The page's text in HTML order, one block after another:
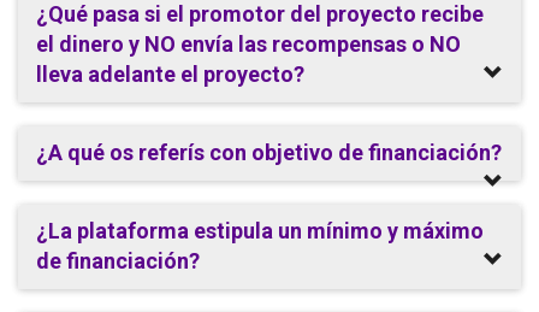
¿Qué pasa si el promotor del proyecto recibe
el dinero y NO envía las recompensas o NO
lleva adelante el proyecto?
¿A qué os referís con objetivo de financiación?
¿La plataforma estipula un mínimo y máximo
de financiación?